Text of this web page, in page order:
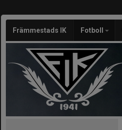
Främmestads IK Fotboll